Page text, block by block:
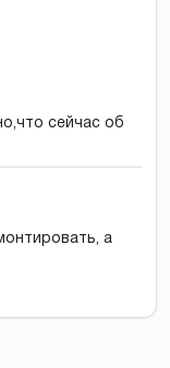
сейчас об
а